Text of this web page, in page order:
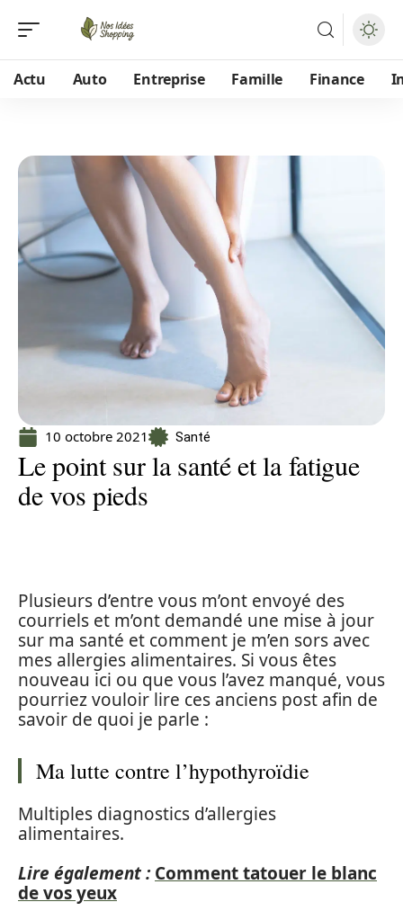
Actu Auto Entreprise Famille Finance
10 octobre 2021 Santé
Le point sur la santé et la fatigue
de vos pieds
Plusieurs d’entre vous m’ont envoyé des
courriels et m’ont demandé une mise à jour
sur ma santé et comment je m’en sors avec
mes allergies alimentaires. Si vous êtes
nouveau ici ou que vous l’avez manqué, vous
pourriez vouloir lire ces anciens post afin de
savoir de quoi je parle :
Ma lutte contre l’hypothyroïdie
Multiples diagnostics d’allergies
alimentaires.
Lire également : Comment tatouer le blanc
de vos yeux